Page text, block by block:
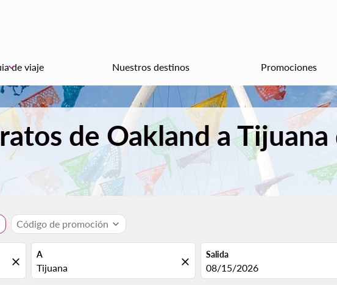
de viaje
keyboard_arrow_down Nuestros destinos Promociones
de Oakland a Tijuana
Código de promoción expand_more
close
A
close
Salida
fc-booking-departure-date-
08/15/2026